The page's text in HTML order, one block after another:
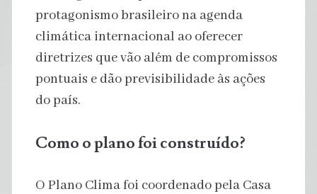
protagonismo brasileiro na agenda
climática internacional ao oferecer
diretrizes que vão além de compromissos
pontuais e dão previsibilidade às ações
do país.
Como o plano foi construído?
O Plano Clima foi coordenado pela Casa